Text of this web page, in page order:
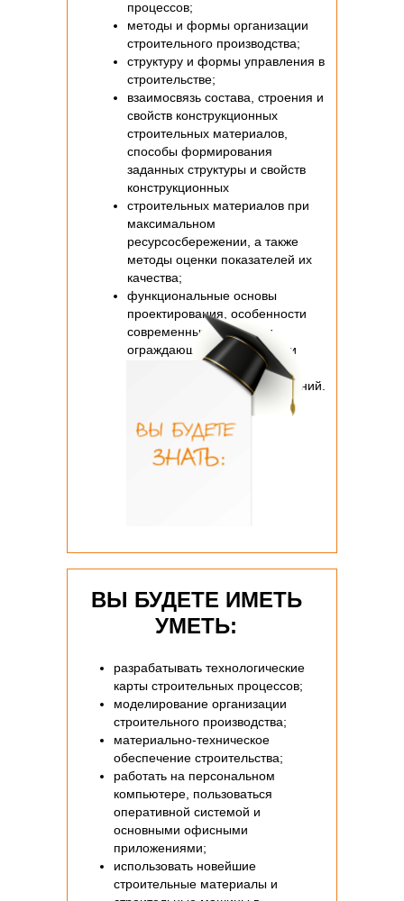
процессов;
методы и формы организации
строительного производства;
структуру и формы управления в
строительстве;
взаимосвязь состава, строения и
свойств конструкционных
строительных материалов,
способы формирования
заданных структуры и свойств
конструкционных
строительных материалов при
максимальном
ресурсосбережении, а также
методы оценки показателей их
качества;
функциональные основы
проектирования, особенности
современных несущих и
ограждающих конструкций и
приемы объемно-
планировочных решений зданий.
ВЫ БУДЕТЕ ИМЕТЬ
УМЕТЬ:
разрабатывать технологические
карты строительных процессов;
моделирование организации
строительного производства;
материально-техническое
обеспечение строительства;
работать на персональном
компьютере, пользоваться
оперативной системой и
основными офисными
приложениями;
использовать новейшие
строительные материалы и